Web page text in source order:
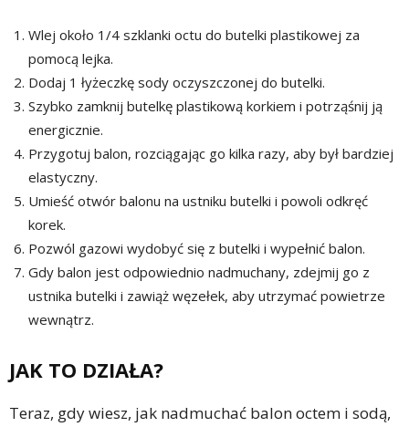
Wlej około 1/4 szklanki octu do butelki plastikowej za
pomocą lejka.
Dodaj 1 łyżeczkę sody oczyszczonej do butelki.
Szybko zamknij butelkę plastikową korkiem i potrząśnij ją
energicznie.
Przygotuj balon, rozciągając go kilka razy, aby był bardziej
elastyczny.
Umieść otwór balonu na ustniku butelki i powoli odkręć
korek.
Pozwól gazowi wydobyć się z butelki i wypełnić balon.
Gdy balon jest odpowiednio nadmuchany, zdejmij go z
ustnika butelki i zawiąż węzełek, aby utrzymać powietrze
wewnątrz.
JAK TO DZIAŁA?
Teraz, gdy wiesz, jak nadmuchać balon octem i sodą,